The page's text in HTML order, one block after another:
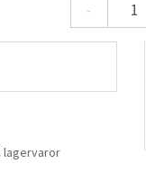
-
lagervaror